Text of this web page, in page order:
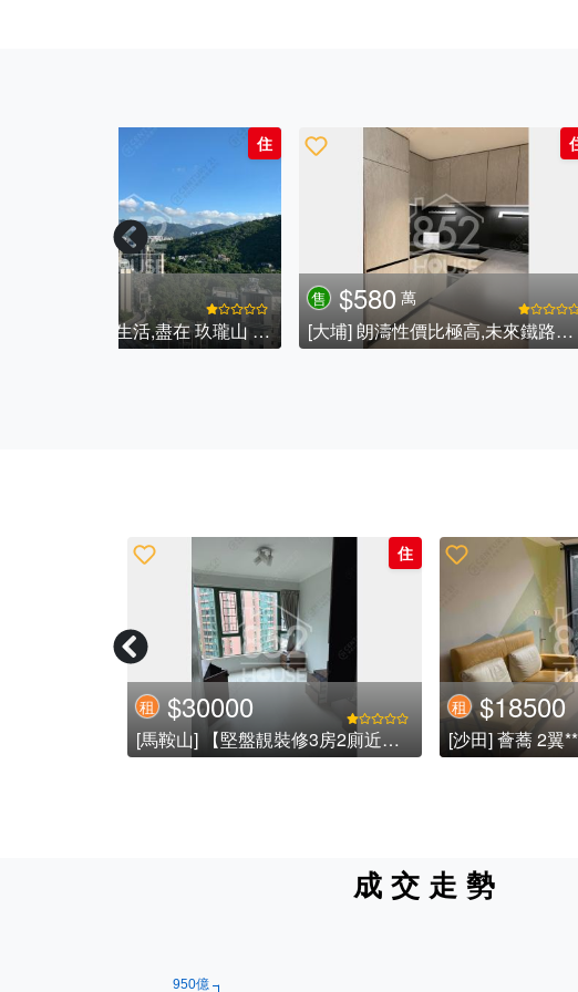
住
售 $748 萬
[沙田] 石門三寶 - 碧濤花園
$850
住
租 $15200
[沙田] 罕有兩房租盤 (已租)
租 $18500
[粉嶺] 靚絕三房
成交走勢